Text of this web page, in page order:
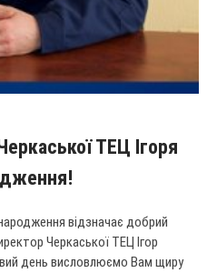
ТЕЦ Ігоря
відзначає добрий
Черкаської ТЕЦ Ігор
день висловлюємо Вам щиру